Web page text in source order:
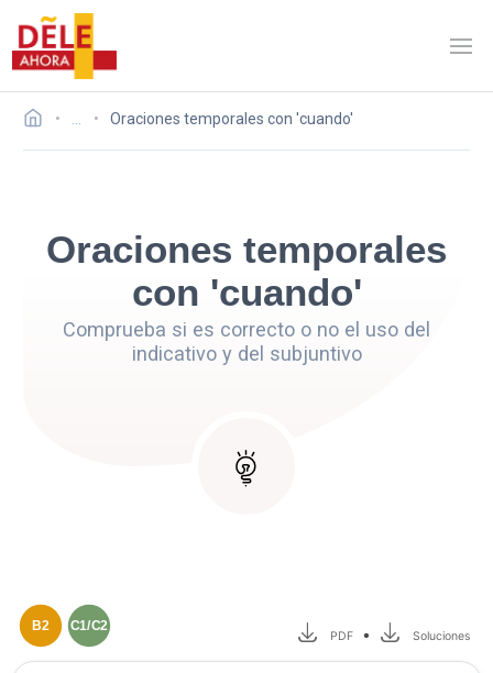
Oraciones temporales con 'cuando'
Oraciones temporales
con 'cuando'
Comprueba si es correcto o no el uso del
indicativo y del subjuntivo
B2 C1/C2
PDF • Soluciones